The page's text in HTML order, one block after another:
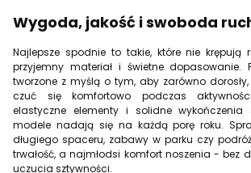
Wygoda, jakość i swoboda
Najlepsze spodnie to takie, które nie krępują
przyjemny materiał i świetne dopasowanie.
tworzone z myślą o tym, aby zarówno
czuć się komfortowo podczas
elastyczne elementy i solidne wykończenia
modele nadają się na każdą porę roku.
długiego spaceru, zabawy w parku czy
trwałość, a najmłodsi komfort noszenia - bez
uczucia sztywności.